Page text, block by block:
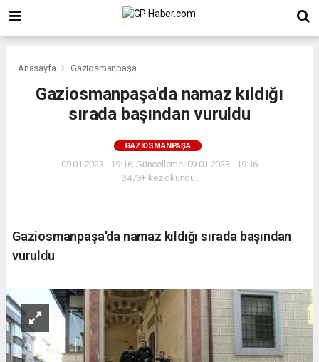
Anasayfa Gaziosmanpaşa
Gaziosmanpaşa'da namaz kıldığı
sırada başından vuruldu
GAZIOSMANPAŞA
09.01.2023 - 19:16, Güncelleme: 09.01.2023 - 19:16
3473+ kez okundu.
Gaziosmanpaşa'da namaz kıldığı sırada başından
vuruldu